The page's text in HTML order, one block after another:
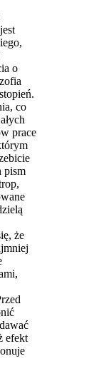
o
co
prace
pism
że
efekt